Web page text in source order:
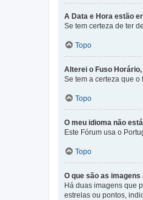
A Data e Hora estão
Se tem certeza de ter
Topo
Alterei o Fuso
Se tem a certeza que
Topo
O meu idioma não
Este Fórum usa o
Topo
O que são as
Há duas imagens que
estrelas ou pontos,